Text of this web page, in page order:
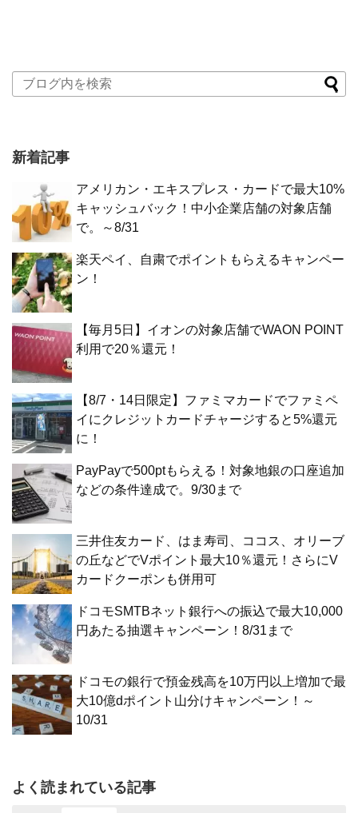
新着記事
アメリカン・エキスプレス・カードで最大10%
キャッシュバック！中小企業店舗の対象店舗
で。～8/31
楽天ペイ、自粛でポイントもらえるキャンペー
ン！
【毎月5日】イオンの対象店舗でWAON POINT
利用で20％還元！
【8/7・14日限定】ファミマカードでファミペ
イにクレジットカードチャージすると5%還元
に！
PayPayで500ptもらえる！対象地銀の口座追加
などの条件達成で。9/30まで
三井住友カード、はま寿司、ココス、オリーブ
の丘などでVポイント最大10％還元！さらにV
カードクーポンも併用可
ドコモSMTBネット銀行への振込で最大10,000
円あたる抽選キャンペーン！8/31まで
ドコモの銀行で預金残高を10万円以上増加で最
大10億dポイント山分けキャンペーン！～
10/31
よく読まれている記事